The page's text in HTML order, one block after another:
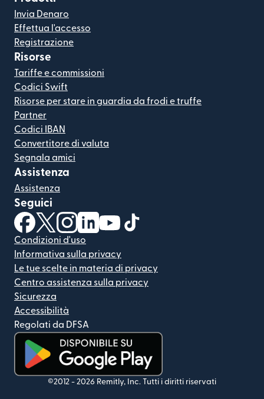
Invia Denaro
Effettua l'accesso
Registrazione
Risorse
Tariffe e commissioni
Codici Swift
Risorse per stare in guardia da frodi e truffe
Partner
Codici IBAN
Convertitore di valuta
Segnala amici
Assistenza
Assistenza
Seguici
(si apre in una nuova finestra)
(si apre in una nuova finestra)
(si apre in una nuova finestra)
(si apre in una nuova finestra)
(si apre in una nuova finestra)
Condizioni d'uso
Informativa sulla privacy
Le tue scelte in materia di privacy
Centro assistenza sulla privacy
Sicurezza
Accessibilità
Regolati da DFSA
(si apre in una nuova finestra)
©2012 - 2026 Remitly, Inc. Tutti i diritti riservati